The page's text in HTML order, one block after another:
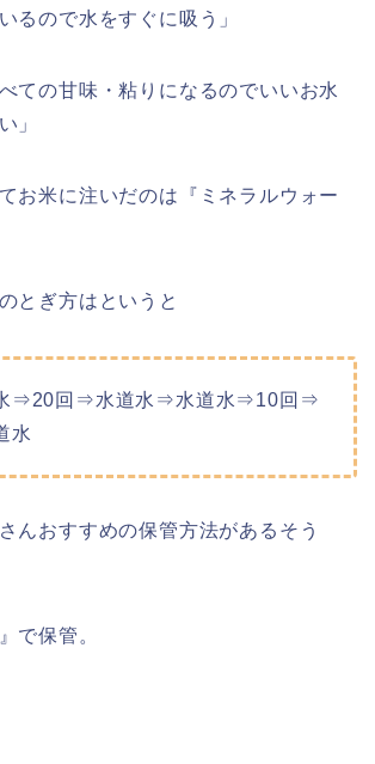
るので水をすぐに吸う」
ての甘味・粘りになるのでいいお水
」
お米に注いだのは『ミネラルウォー
とぎ方はというと
⇒20回⇒水道水⇒水道水⇒10回⇒
水
んおすすめの保管方法があるそう
で保管。